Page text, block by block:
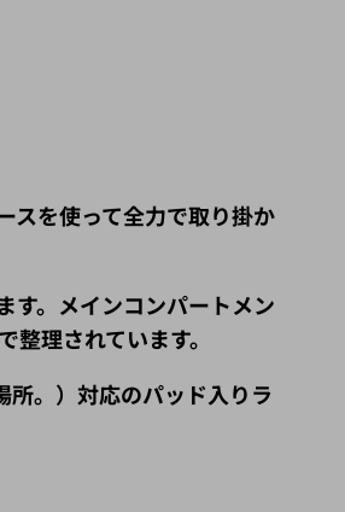
スを使って全力で取り掛か
す。メインコンパートメン
理されています。
。）対応のパッド入りラ